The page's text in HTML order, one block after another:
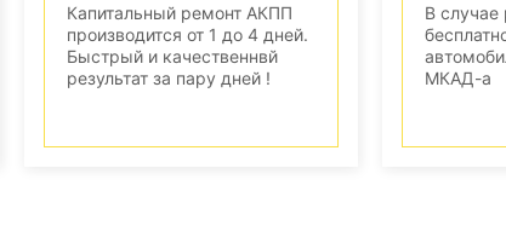
Капитальный ремонт АКПП
производится от 1 до 4 дней.
Быстрый и качественнвй
результат за пару дней !
В
МКАД-а